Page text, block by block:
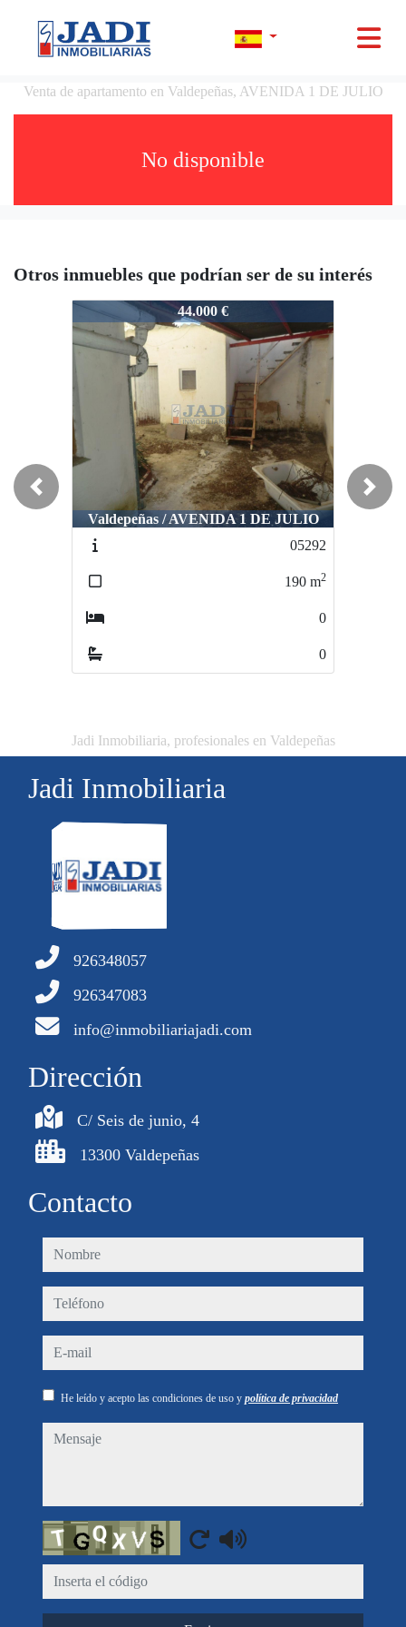
Venta de apartamento en Valdepeñas, AVENIDA 1 DE JULIO
No disponible
Otros inmuebles que podrían ser de su interés
11851
44.000 €
Valdepeñas / AVENIDA 1 DE JULIO
05292
190 m2
0
0
Previous Next
Jadi Inmobiliaria, profesionales en Valdepeñas
Jadi Inmobiliaria
926348057
926347083
info@inmobiliariajadi.com
Dirección
C/ Seis de junio, 4
13300 Valdepeñas
Contacto
nombre
teléfono
e-mail
He leído y acepto las condiciones de uso y política de privacidad
mensaje
Captcha